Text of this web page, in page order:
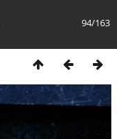
94/163